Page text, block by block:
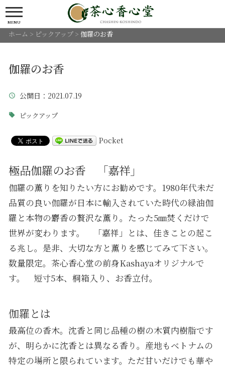
MENU
ホーム > ピックアップ> 伽羅のお香
伽羅のお香
公開日 ：2021.07.19
ピックアップ
Pocket
極品伽羅のお香 「嘉祥」
伽羅の薫りを知りたい方にお勧めです。1980年代未だ
品質の良い伽羅が日本に輸入されていた時代の緑油伽
羅と本物の麝香の贅沢な薫り。たった5㎜焚くだけで
世界が変わります。 「嘉祥」とは、佳きことの起こ
る兆し。是非、大切な方と薫りを感じてみて下さい。
数量限定。茶心香心堂の前身Kashayaオリジナルで
す。 短寸5本、桐箱入り、お香立付。
伽羅とは
最高位の香木。沈香と同じ品種の樹の木質内樹脂です
が、明らかに沈香とは異なる香り。産地もベトナムの
特定の場所と限られています。ただ甘いだけでも華や